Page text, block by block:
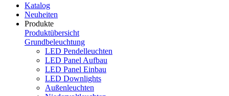
Katalog
Neuheiten
Produkte
Produktübersicht
Grundbeleuchtung
LED Pendelleuchten
LED Panel Aufbau
LED Panel Einbau
LED Downlights
Außenleuchten